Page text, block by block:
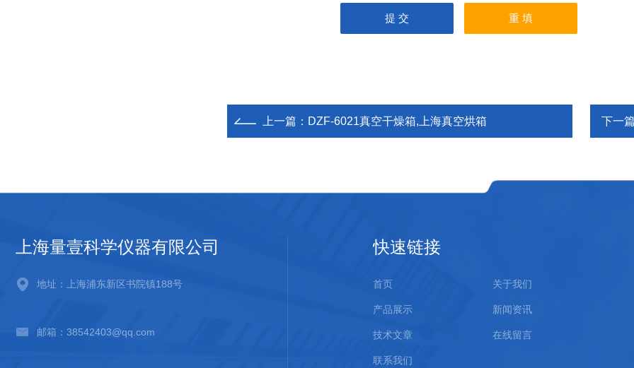
上一篇： DZF-6021真空干燥箱,上海真空烘箱 下一
上海量壹科学仪器有限公司
地址：上海浦东新区书院镇188号
邮箱：38542403@qq.com
快速链接
首页 关于我们
产品展示 新闻资讯
技术文章 在线留言
联系我们